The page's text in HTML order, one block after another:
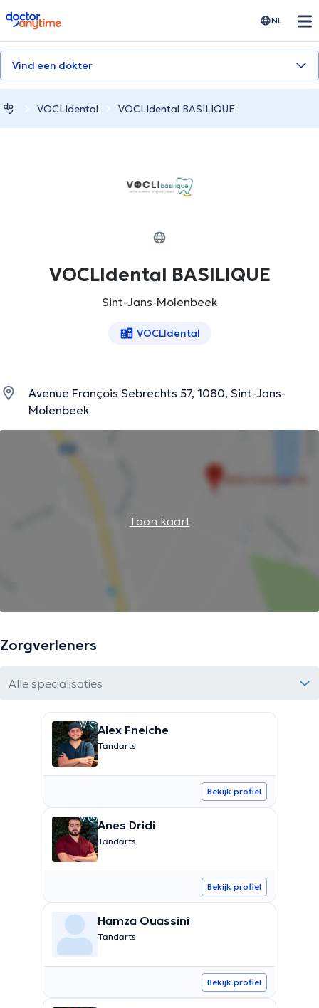
doctoranytime NL
Vind een dokter
VOCLIdental VOCLIdental BASILIQUE
VOCLIdental BASILIQUE
Sint-Jans-Molenbeek
VOCLIdental
Avenue François Sebrechts 57, 1080, Sint-Jans-
Molenbeek
Toon kaart
Zorgverleners
Alle specialisaties
Alex Fneiche
Tandarts
Bekijk profiel
Anes Dridi
Tandarts
Bekijk profiel
Hamza Ouassini
Tandarts
Bekijk profiel